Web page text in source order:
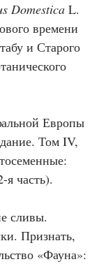
DomesticaL.
времени
и Старого
Европы
Том IV,
я часть).
сливы.
Признать,
«Фауна»: